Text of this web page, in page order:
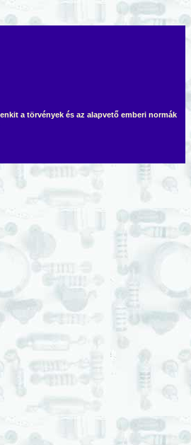
a törvények és az alapvető emberi normák